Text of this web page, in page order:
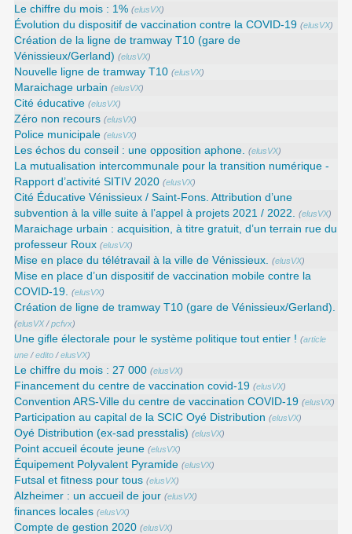
Le chiffre du mois : 1% (elusVX)
Évolution du dispositif de vaccination contre la COVID-19 (elusVX)
Création de la ligne de tramway T10 (gare de
Vénissieux/Gerland) (elusVX)
Nouvelle ligne de tramway T10 (elusVX)
Maraichage urbain (elusVX)
Cité éducative (elusVX)
Zéro non recours (elusVX)
Police municipale (elusVX)
Les échos du conseil : une opposition aphone. (elusVX)
La mutualisation intercommunale pour la transition numérique -
Rapport d’activité SITIV 2020 (elusVX)
Cité Éducative Vénissieux / Saint-Fons. Attribution d’une
subvention à la ville suite à l’appel à projets 2021 / 2022.
(elusVX)
Maraichage urbain : acquisition, à titre gratuit, d’un terrain rue du
professeur Roux (elusVX)
Mise en place du télétravail à la ville de Vénissieux. (elusVX)
Mise en place d’un dispositif de vaccination mobile contre la
COVID-19.
(elusVX)
Création de ligne de tramway T10 (gare de Vénissieux/Gerland).
(elusVX/pcfvx)
Une gifle électorale pour le système politique tout entier ! (article
une /edito /elusVX)
Le chiffre du mois : 27 000 (elusVX)
Financement du centre de vaccination covid-19 (elusVX)
Convention ARS‑Ville du centre de vaccination COVID‑19 (elusVX)
Participation au capital de la SCIC Oyé Distribution (elusVX)
Oyé Distribution (ex-sad presstalis) (elusVX)
Point accueil écoute jeune (elusVX)
Équipement Polyvalent Pyramide (elusVX)
Futsal et fitness pour tous (elusVX)
Alzheimer : un accueil de jour (elusVX)
finances locales (elusVX)
Compte de gestion 2020 (elusVX)